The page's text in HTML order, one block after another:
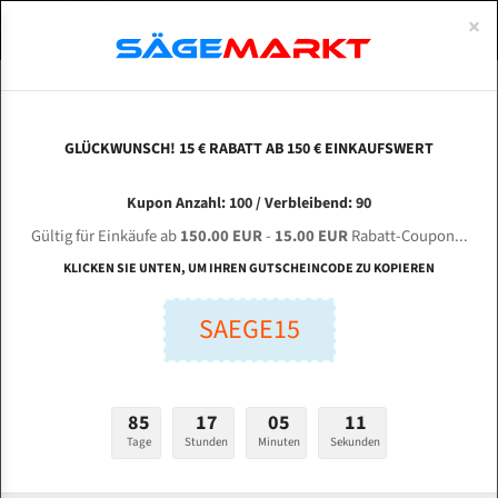
MT H - 300 HA für 4115 mm Bi-Metall
Bandsägeblätter
Länge (mm):
Stärken + Zahnteilung:
mm
ABOUTS
ENGLISH
Bi-Metall Meterware
Fleischerei Bandsägeblätter
Bandmesser Glatt Meterware
Konvex Meterware
×
GLÜCKWUNSCH! 15 € RABATT AB 150 € EINKAUFSWERT
Kupon Anzahl: 100 / Verbleibend: 90
Gültig für Einkäufe ab150.00 EUR- 15.00 EURRabatt-Coupon...
KLICKEN SIE UNTEN, UM IHREN GUTSCHEINCODE ZU KOPIEREN
SAEGE15
85
Tage
17
Stunden
05
Minuten
10
Sekunden